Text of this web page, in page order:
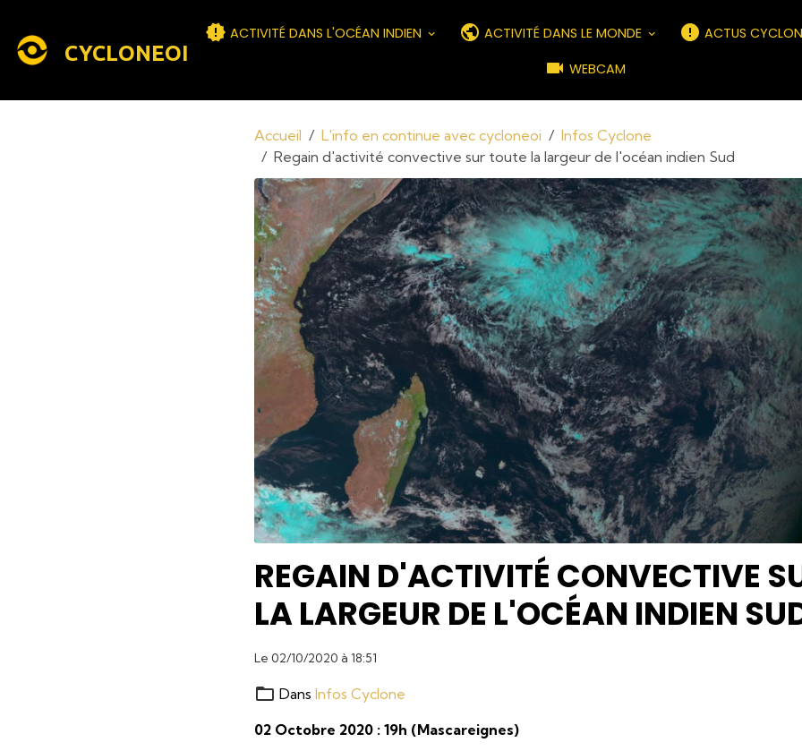
CYCLONEOI
ACTIVITÉ DANS L'OCÉAN INDIEN ACTIVITÉ DANS LE MONDE ACTUS
WEBCAM
Accueil L'info en continue avec cycloneoi
Infos Cyclone
Regain d'activité convective sur toute la largeur de l'océan indien Sud
REGAIN D'ACTIVITÉ CONVECTIVE
LA LARGEUR DE L'OCÉAN INDIEN
Le 02/10/2020 à 18:51
Dans Infos Cyclone
02 Octobre 2020 : 19h (Mascareignes)